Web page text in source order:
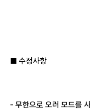
■ 수정사항
- 무한으로 오러 모드를